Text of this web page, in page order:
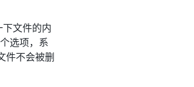
文件的内
选项，系
件不会被删